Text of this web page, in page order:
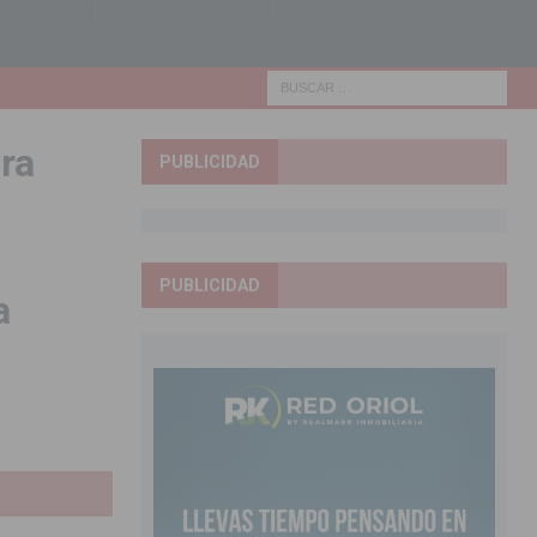
PUBLICIDAD
PUBLICIDAD